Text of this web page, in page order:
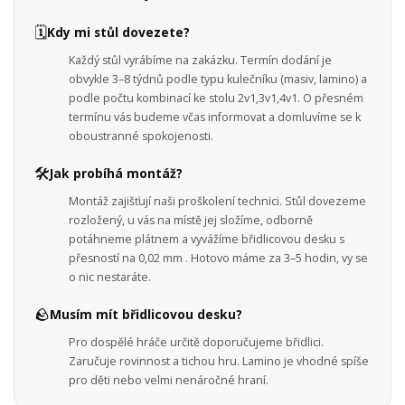
🗓️Kdy mi stůl dovezete?
Každý stůl vyrábíme na zakázku. Termín dodání je
obvykle 3–8 týdnů podle typu kulečníku (masiv, lamino) a
podle počtu kombinací ke stolu 2v1,3v1,4v1. O přesném
termínu vás budeme včas informovat a domluvíme se k
oboustranné spokojenosti.
🛠️Jak probíhá montáž?
Montáž zajišťují naši proškolení technici. Stůl dovezeme
rozložený, u vás na místě jej složíme, odborně
potáhneme plátnem a vyvážíme břidlicovou desku s
přesností na 0,02 mm . Hotovo máme za 3–5 hodin, vy se
o nic nestaráte.
🪨Musím mít břidlicovou desku?
Pro dospělé hráče určitě doporučujeme břidlici.
Zaručuje rovinnost a tichou hru. Lamino je vhodné spíše
pro děti nebo velmi nenáročné hraní.